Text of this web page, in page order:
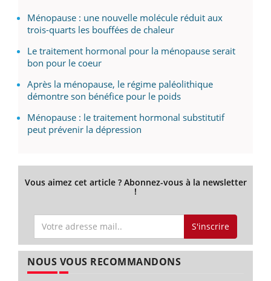
Ménopause : une nouvelle molécule réduit aux
trois-quarts les bouffées de chaleur
Le traitement hormonal pour la ménopause serait
bon pour le coeur
Après la ménopause, le régime paléolithique
démontre son bénéfice pour le poids
Ménopause : le traitement hormonal substitutif
peut prévenir la dépression
Vous aimez cet article ? Abonnez-vous à la newsletter
!
S'inscrire
NOUS VOUS RECOMMANDONS